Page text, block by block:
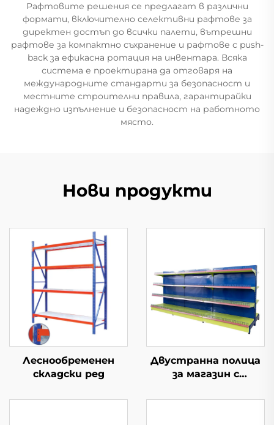
Рафтовите решения се предлагат в различни
формати, включително селективни рафтове за
директен достъп до всички палети, вътрешни
рафтове за компактно съхранение и рафтове с push-
back за ефикасна ротация на инвентара. Всяка
система е проектирана да отговаря на
международните стандарти за безопасност и
местните строителни правила, гарантирайки
надеждно изпълнение и безопасност на работното
място.
Нови продукти
Леснообременен
складски ред
Двустранна полица
за магазин с
S002A